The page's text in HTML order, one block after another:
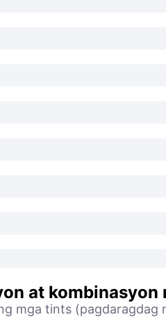
at kombinasyon
mga tints (pagdaragdag